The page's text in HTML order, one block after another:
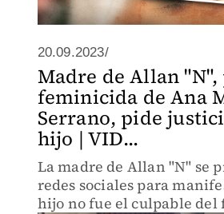
20.09.2023/
Madre de Allan
feminicida de Ana
Serrano, pide
hijo | VID...
La madre de Allan "N" se
redes sociales para
hijo no fue el culpable